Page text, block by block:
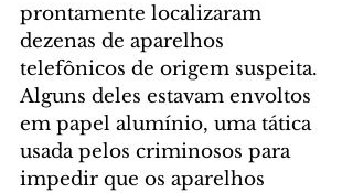
prontamente localizaram
dezenas de aparelhos
telefônicos de origem suspeita.
Alguns deles estavam envoltos
em papel alumínio, uma tática
usada pelos criminosos para
impedir que os aparelhos